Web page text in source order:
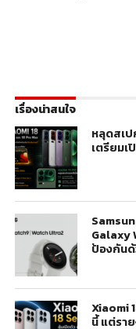
เรื่องน่าสนใจ
หลุดสเ
เตรียม
Galaxy
ป้องกัน
Xiaomi
นี้ แต่รา